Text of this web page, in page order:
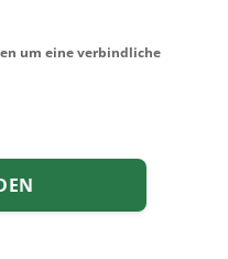
um eine verbindliche